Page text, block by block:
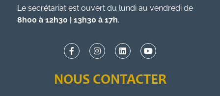
Le secrétariat est ouvert du lundi au vendredi de
8h00 à 12h30 | 13h30 à 17h.
NOUS CONTACTER